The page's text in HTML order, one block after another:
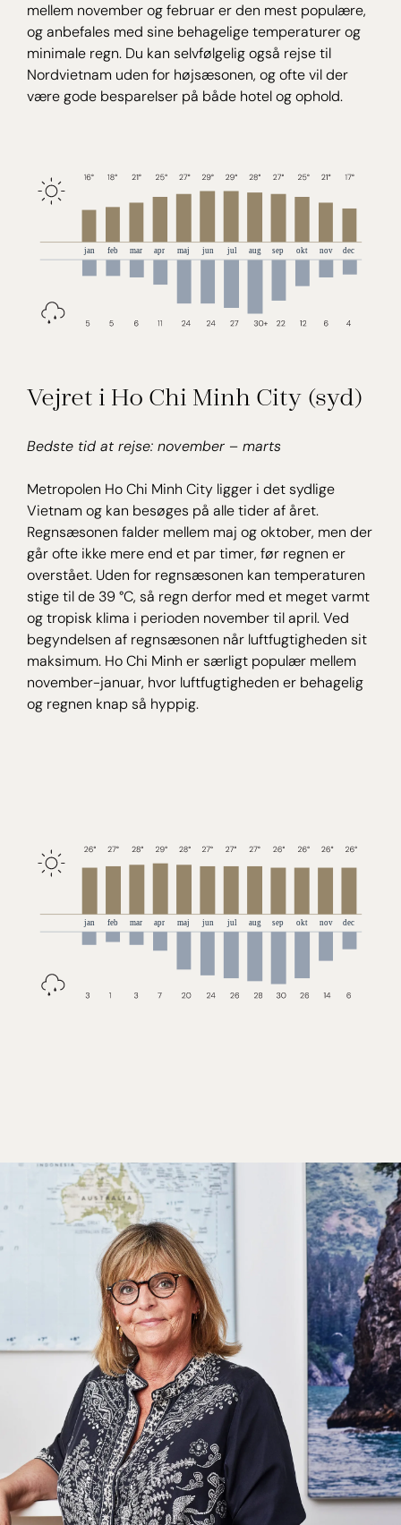
mellem november og februar er den mest populære,
og anbefales med sine behagelige temperaturer og
minimale regn. Du kan selvfølgelig også rejse til
Nordvietnam uden for højsæsonen, og ofte vil der
være gode besparelser på både hotel og ophold.
Vejret i Ho Chi Minh City (syd)
Bedste tid at rejse: november – marts
Metropolen Ho Chi Minh City ligger i det sydlige
Vietnam og kan besøges på alle tider af året.
Regnsæsonen falder mellem maj og oktober, men der
går ofte ikke mere end et par timer, før regnen er
overstået. Uden for regnsæsonen kan temperaturen
stige til de 39 °C, så regn derfor med et meget varmt
og tropisk klima i perioden november til april. Ved
begyndelsen af regnsæsonen når luftfugtigheden sit
maksimum. Ho Chi Minh er særligt populær mellem
november-januar, hvor luftfugtigheden er behagelig
og regnen knap så hyppig.